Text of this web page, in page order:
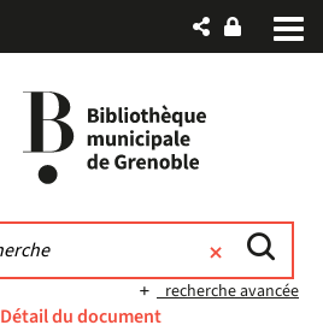
recherche avancée
Détail du document